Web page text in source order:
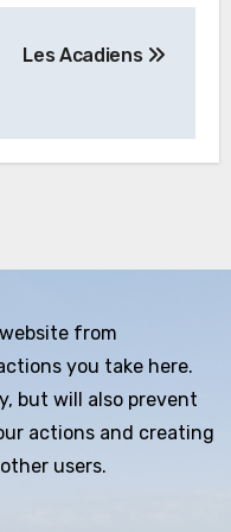
Les Acadiens
from
you take here.
but will also prevent
actions and creating
users.